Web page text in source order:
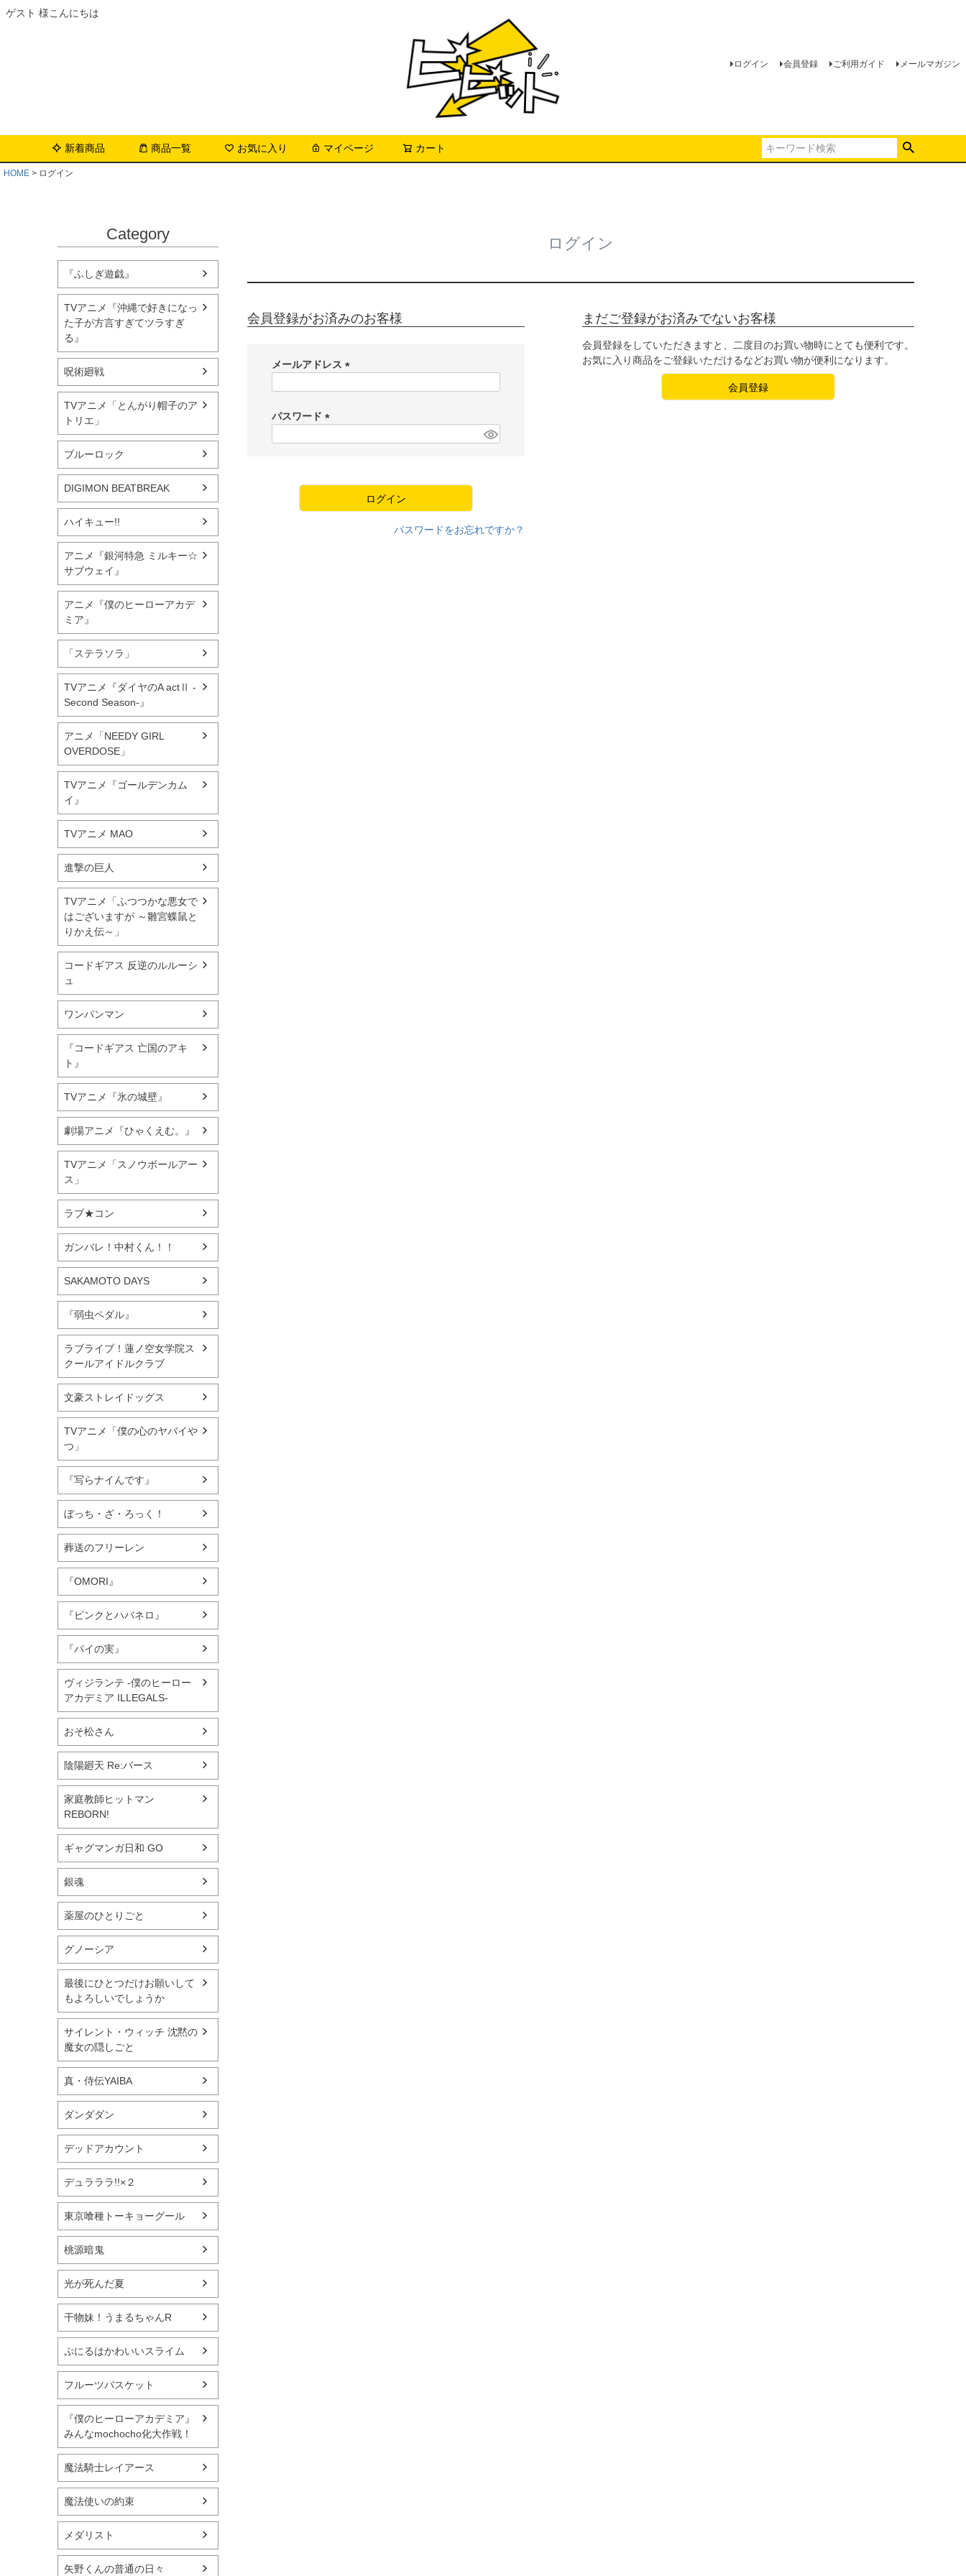
ゲスト 様こんにちは
ログイン 会員登録 ご利用ガイド メールマガジン
新着商品 商品一覧 お気に入り マイページ カート
HOME ログイン
Category
『ふしぎ遊戯』
TVアニメ『沖縄で好きになっ
た子が方言すぎてツラすぎ
る』
呪術廻戦
TVアニメ「とんがり帽子のア
トリエ」
ブルーロック
DIGIMON BEATBREAK
ハイキュー!!
アニメ『銀河特急 ミルキー☆
サブウェイ』
アニメ『僕のヒーローアカデ
ミア』
「ステラソラ」
TVアニメ『ダイヤのA actⅡ -
Second Season-』
アニメ「NEEDY GIRL
OVERDOSE」
TVアニメ『ゴールデンカム
イ』
TVアニメ MAO
進撃の巨人
TVアニメ「ふつつかな悪女で
はございますが ～雛宮蝶鼠と
りかえ伝～」
コードギアス 反逆のルルーシ
ュ
ワンパンマン
『コードギアス 亡国のアキ
ト』
TVアニメ『氷の城壁』
劇場アニメ『ひゃくえむ。』
TVアニメ「スノウボールアー
ス」
ラブ★コン
ガンバレ！中村くん！！
SAKAMOTO DAYS
『弱虫ペダル』
ラブライブ！蓮ノ空女学院ス
クールアイドルクラブ
文豪ストレイドッグス
TVアニメ「僕の心のヤバイや
つ」
『写らナイんです』
ぼっち・ざ・ろっく！
葬送のフリーレン
『OMORI』
『ピンクとハバネロ』
『パイの実』
ヴィジランテ -僕のヒーロー
アカデミア ILLEGALS-
おそ松さん
陰陽廻天 Re:バース
家庭教師ヒットマン
REBORN!
ギャグマンガ日和 GO
銀魂
薬屋のひとりごと
グノーシア
最後にひとつだけお願いして
もよろしいでしょうか
サイレント・ウィッチ 沈黙の
魔女の隠しごと
真・侍伝YAIBA
ダンダダン
デッドアカウント
デュラララ!!×２
東京喰種トーキョーグール
桃源暗鬼
光が死んだ夏
干物妹！うまるちゃんR
ぷにるはかわいいスライム
フルーツバスケット
『僕のヒーローアカデミア』
みんなmochocho化大作戦！
魔法騎士レイアース
魔法使いの約束
メダリスト
矢野くんの普通の日々
ログイン
会員登録がお済みのお客様
メールアドレス
)
パスワード
ログイン
パスワードをお忘れですか？
まだご登録がお済みでないお客様
会員登録をしていただきますと、二度目のお買い物時にとても便利です。
お気に入り商品をご登録いただけるなどお買い物が便利になります。
会員登録